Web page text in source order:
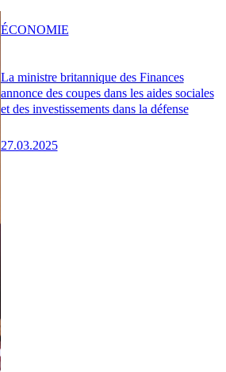
La ministre britannique des Finances
annonce des coupes dans les aides sociales
et des investissements dans la défense
27.03.2025
ÉCONOMIE